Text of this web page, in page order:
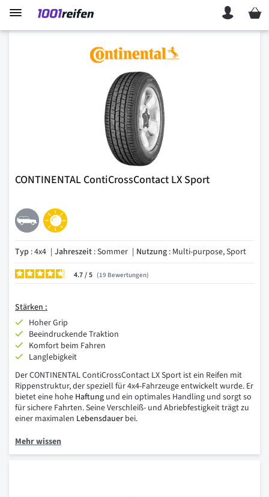
Mein
CONTINENTAL ContiCrossContact LX Sport
Typ : 4x4 Jahreszeit : Sommer Nutzung : Multi-purpose, Sport
4.7/ 19 Bewertungen
Stärken :
Hoher Grip
Beeindruckende Traktion
Komfort beim Fahren
Langlebigkeit
Der CONTINENTAL ContiCrossContact LX Sport ist ein Reifen mit
Rippenstruktur, der speziell für 4x4-Fahrzeuge entwickelt wurde. Er
bietet eine hohe Haftung und ein optimales Handling und sorgt so
für sichere Fahrten. Seine Verschleiß- und Abriebfestigkeit trägt zu
einer maximalen Lebensdauer bei.
Mehr wissen